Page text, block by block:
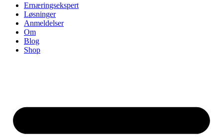
Ernæringsekspert
Løsninger
Anmeldelser
Om
Blog
Shop